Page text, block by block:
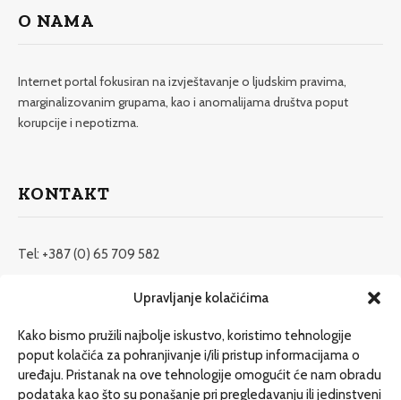
Upravljanje kolačićima
Kako bismo pružili najbolje iskustvo, koristimo tehnologije
poput kolačića za pohranjivanje i/ili pristup informacijama o
uređaju. Pristanak na ove tehnologije omogućit će nam obradu
podataka kao što su ponašanje pri pregledavanju ili jedinstveni
O NAMA
Internet portal fokusiran na izvještavanje o ljudskim pravima,
marginalizovanim grupama, kao i anomalijama društva poput
korupcije i nepotizma.
KONTAKT
Tel: +387 (0) 65 709 582
redakcija@etrafika.net
Dosije